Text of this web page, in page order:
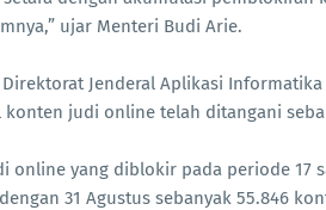
ujar Menteri Budi Arie.
Jenderal Aplikasi
konten judi online telah ditangani
online yang diblokir pada periode 17
31 Agustus sebanyak 55.846